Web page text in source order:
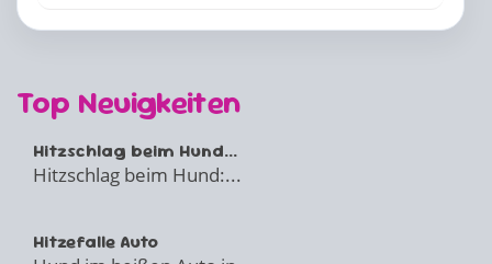
Top Neuigkeiten
Hitzschlag beim Hund...
Hitzschlag beim Hund:...
Hitzefalle Auto